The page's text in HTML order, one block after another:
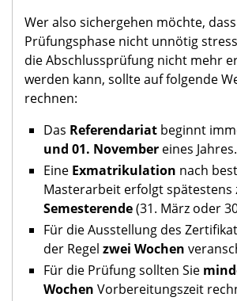
Wer also sichergehen möchte,
Prüfungsphase nicht unnötig
die Abschlussprüfung nicht mehr
werden kann, sollte auf folgende
rechnen:
Das Referendariat beginnt
und 01. November eines Jahres.
Eine Exmatrikulation nach
Masterarbeit erfolgt spätestens
Semesterende(31. März oder
Für die Ausstellung des
der Regel zwei Wochen
Für die Prüfung sollten Sie
Wochen Vorbereitungszeit